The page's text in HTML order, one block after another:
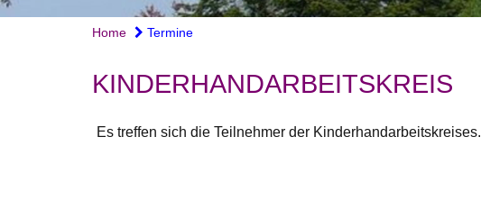
Home Termine
KINDERHANDARBEITSKREIS
Es treffen sich die Teilnehmer der Kinderhandarbeitskreises.